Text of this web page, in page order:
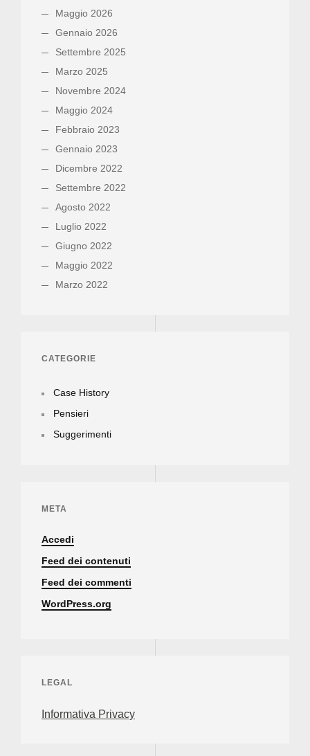
Maggio 2026
Gennaio 2026
Settembre 2025
Marzo 2025
Novembre 2024
Maggio 2024
Febbraio 2023
Gennaio 2023
Dicembre 2022
Settembre 2022
Agosto 2022
Luglio 2022
Giugno 2022
Maggio 2022
Marzo 2022
CATEGORIE
Case History
Pensieri
Suggerimenti
META
Accedi
Feed dei contenuti
Feed dei commenti
WordPress.org
LEGAL
Informativa Privacy